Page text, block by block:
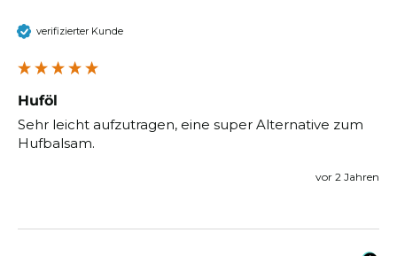
verifizierter Kunde
Huföl
Sehr leicht aufzutragen, eine super Alternative zum
Hufbalsam.
vor 2 Jahren